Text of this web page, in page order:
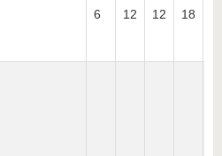
6 12 12 18